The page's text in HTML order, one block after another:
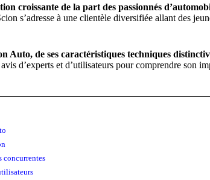
croissante de la part des passionnés
s’adresse à une clientèle diversifiée allant des
Auto, de ses caractéristiques techniques
d’experts et d’utilisateurs pour comprendre son
concurrentes